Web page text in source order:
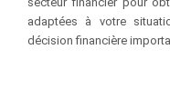
adaptées à votre
décision financière